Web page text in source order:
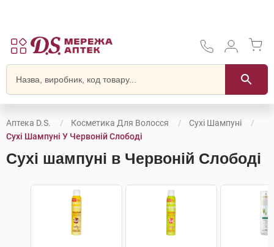
Аптека D.S. Косметика Для Волосся
Сухі Шампуні
Сухі Шампуні У Червоній Слободі
Сухі шампуні в Червоній Слободі